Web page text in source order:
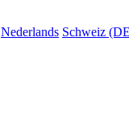
Nederlands Schweiz